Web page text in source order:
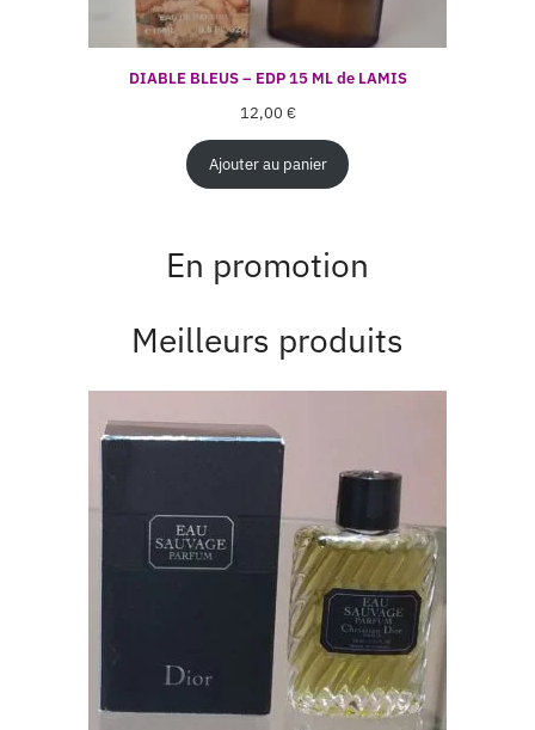
DIABLE BLEUS – EDP 15 ML de LAMIS
12,00 €
Ajouter au panier
En promotion
Meilleurs produits